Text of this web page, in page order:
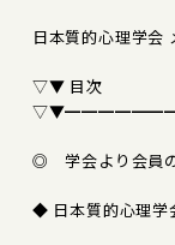
日本質的心理学会
▽▼ 目次
◎ 学会より会員
◆ 日本質的心理学